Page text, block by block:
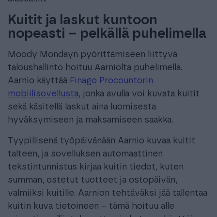
Kuitit ja laskut kuntoon
nopeasti – pelkällä puhelimella
Moody Mondayn pyörittämiseen liittyvä
taloushallinto hoituu Aarniolta puhelimella.
Aarnio käyttää Finago Procountorin
mobiilisovellusta, jonka avulla voi kuvata kuitit
sekä käsitellä laskut aina luomisesta
hyväksymiseen ja maksamiseen saakka.
Tyypillisenä työpäivänään Aarnio kuvaa kuitit
talteen, ja sovelluksen automaattinen
tekstintunnistus kirjaa kuitin tiedot, kuten
summan, ostetut tuotteet ja ostopäivän,
valmiiksi kuitille. Aarnion tehtäväksi jää tallentaa
kuitin kuva tietoineen – tämä hoituu alle